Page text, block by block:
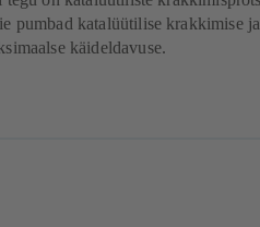
pumbad katalüütilise krakkimise
käideldavuse.